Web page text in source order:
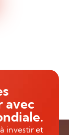
avec
investir et